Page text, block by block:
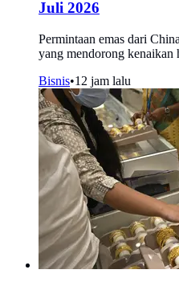
Juli 2026
Permintaan emas dari
yang mendorong kenaikan
Bisnis•12 jam lalu